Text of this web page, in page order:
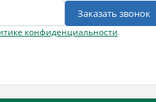
Заказать звонок
конфиденциальности.